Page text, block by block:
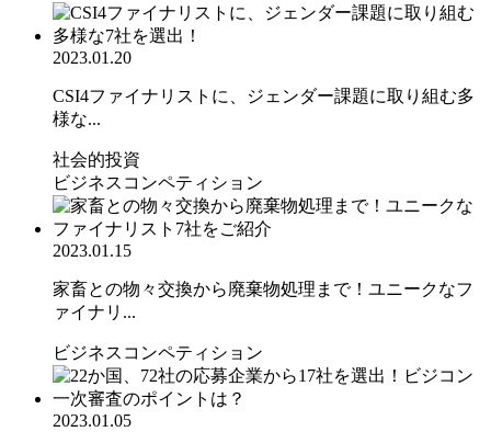
2023.01.20
CSI4ファイナリストに、ジェンダー課題に取り組む多
様な...
社会的投資
ビジネスコンペティション
2023.01.15
家畜との物々交換から廃棄物処理まで！ユニークなフ
ァイナリ...
ビジネスコンペティション
2023.01.05